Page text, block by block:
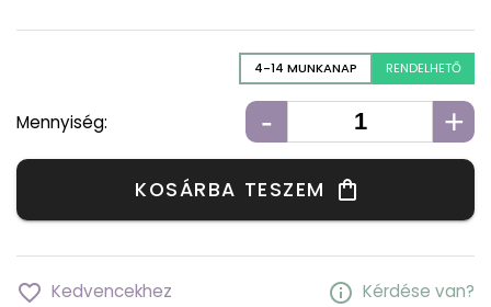
4-14 MUNKANAP RENDELHETŐ
Mennyiség: - +
KOSÁRBA TESZEM shopping_bag
favorite_border Kedvencekhez info Kérdése van?